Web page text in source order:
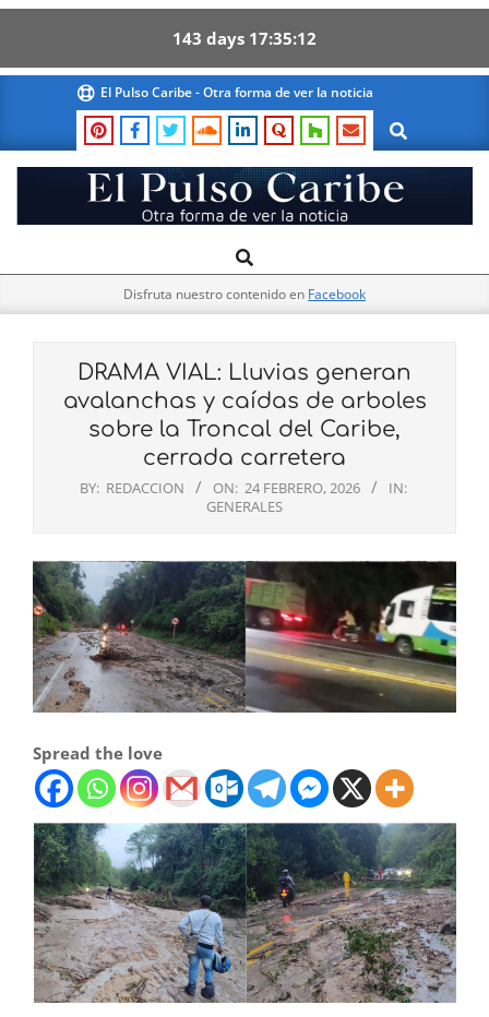
143 days 17 35 11
content
El Pulso Caribe - Otra forma de ver la noticia
Search
El
Pulso
Navigation
Search
Disfruta nuestro contenido en Facebook
DRAMA VIAL: Lluvias generan
avalanchas y caídas de arboles
sobre la Troncal del Caribe,
cerrada carretera
BY: REDACCION ON: 24 FEBRERO, 2026
IN:
GENERALES
Spread the love